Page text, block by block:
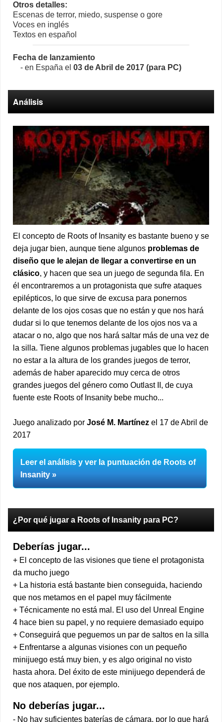
Otros detalles:
Escenas de terror, miedo, suspense o gore
Voces en inglés
Textos en español
Fecha de lanzamiento
- en España el 03 de Abril de 2017 (para PC)
Análisis
El concepto de Roots of Insanity es bastante bueno y se
deja jugar bien, aunque tiene algunos problemas de
diseño que le alejan de llegar a convertirse en un
clásico, y hacen que sea un juego de segunda fila. En
él encontraremos a un protagonista que sufre ataques
epilépticos, lo que sirve de excusa para ponernos
delante de los ojos cosas que no están y que nos hará
dudar si lo que tenemos delante de los ojos nos va a
atacar o no, algo que nos hará saltar más de una vez de
la silla. Tiene algunos problemas jugables que lo hacen
no estar a la altura de los grandes juegos de terror,
además de haber aparecido muy cerca de otros
grandes juegos del género como Outlast II, de cuya
fuente este Roots of Insanity bebe mucho...
Juego analizado por José M. Martínez el 17 de Abril de
2017
Leer el análisis y ver la puntuación de Roots of
Insanity
¿Por qué jugar a Roots of Insanity para PC?
Deberías jugar...
+ El concepto de las visiones que tiene el protagonista
da mucho juego
+ La historia está bastante bien conseguida, haciendo
que nos metamos en el papel muy fácilmente
+ Técnicamente no está mal. El uso del Unreal Engine
4 hace bien su papel, y no requiere demasiado equipo
+ Conseguirá que peguemos un par de saltos en la silla
+ Enfrentarse a algunas visiones con un pequeño
minijuego está muy bien, y es algo original no visto
hasta ahora. Del éxito de este minijuego dependerá de
que nos ataquen, por ejemplo.
No deberías jugar...
- No hay suficientes baterías de cámara, por lo que hará